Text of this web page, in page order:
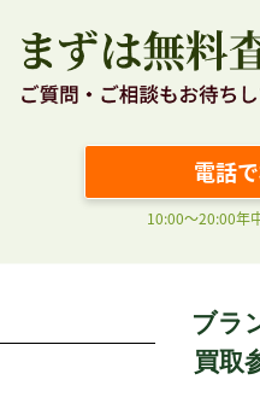
電話
10:00〜20:00年
ブラ
買取